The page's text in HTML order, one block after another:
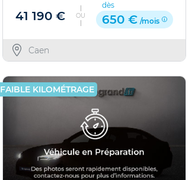
41 190 € OU
dès
650 € /mois
Caen
FAIBLE KILOMÉTRAGE